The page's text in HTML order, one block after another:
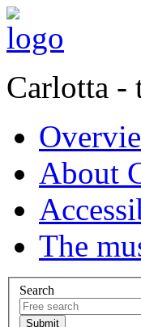
Carlotta -
About
The
Search